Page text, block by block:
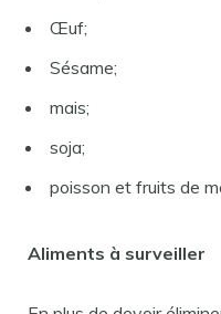
Œuf;
Sésame;
mais;
soja;
poisson et fruits de
Aliments à surveiller